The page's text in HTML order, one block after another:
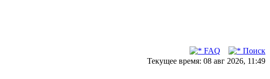
FAQ
Поиск
Текущее время: 08 авг 2026, 11:49